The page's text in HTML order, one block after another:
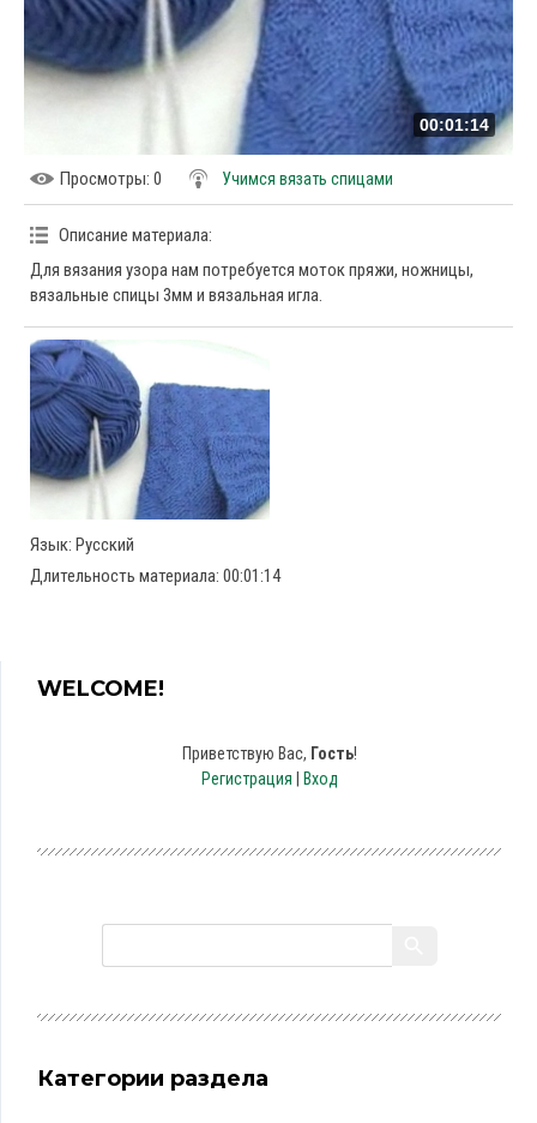
00:01:14
Просмотры: 0 Учимся вязать спицами
Описание материала:
Для вязания узора нам потребуется моток пряжи, ножницы,
вязальные спицы 3мм и вязальная игла.
Язык: Русский
Длительность материала: 00:01:14
WELCOME!
Приветствую Вас, Гость!
Регистрация
Вход
Категории раздела